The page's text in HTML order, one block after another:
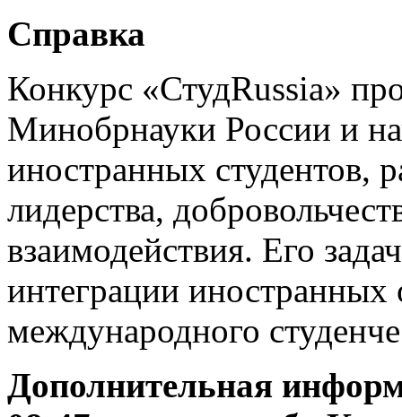
Справка
Конкурс «СтудRussia»
Минобрнауки России и
иностранных студентов,
лидерства,
взаимодействия. Его
интеграции
международного
Дополнительная